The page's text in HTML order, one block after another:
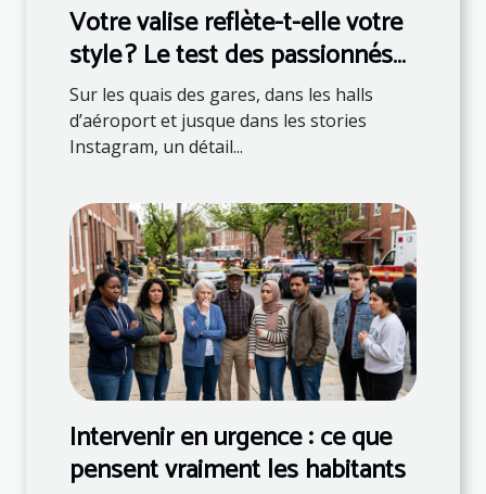
Votre valise reflète-t-elle votre
style ? Le test des passionnés
de mode
Sur les quais des gares, dans les halls
d’aéroport et jusque dans les stories
Instagram, un détail...
Intervenir en urgence : ce que
pensent vraiment les habitants